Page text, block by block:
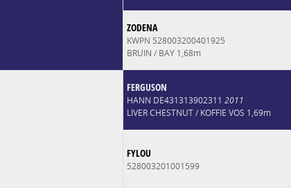
ZODENA
KWPN 528003200401925
BRUIN / BAY 1,68m
FERGUSON
HANN DE431313902311 2011
LIVER CHESTNUT / KOFFIE VOS 1,69m
FYLOU
528003201001599